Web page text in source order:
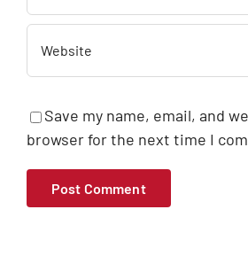
Save my name, email, and
browser for the next time I